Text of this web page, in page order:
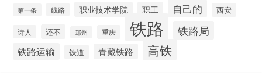
第一条 线路 职业技术学院 职工 自己的 西安
诗人 还不 郑州 重庆 铁路 铁路局
铁路运输 铁道 青藏铁路 高铁